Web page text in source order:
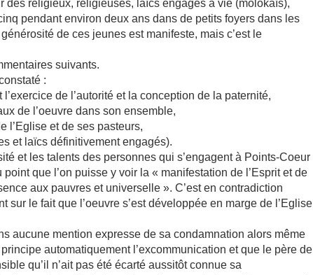
des religieux, religieuses, laïcs engagés à vie (molokaïs),
pendant environ deux ans dans de petits foyers dans les
de ces jeunes est manifeste, mais c’est le
suivants.
:
de l’autorité et la conception de la paternité,
de l’oeuvre dans son ensemble,
l’Eglise et de ses pasteurs,
et laïcs définitivement engagés).
et les talents des personnes qui s’engagent à Points-Coeur
que l’on puisse y voir la « manifestation de l’Esprit et de
aux pauvres et universelle ». C’est en contradiction
le fait que l’oeuvre s’est développée en marge de l’Eglise
aucune mention expresse de sa condamnation alors même
automatiquement l’excommunication et que le père de
qu’il n’ait pas été écarté aussitôt connue sa